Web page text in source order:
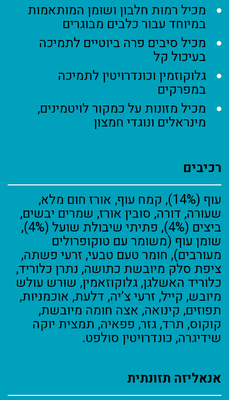
מכיל רמות חלבון ושומן המותאמות
במיוחד עבור כלבים מבוגרים
מכיל סיבים פרה ביוטיים לתמיכה
בעיכול קל
גלוקוזמין וכונדרויטין לתמיכה
במפרקים
מכיל מזונות על כמקור לויטמינים,
מינראלים ונוגדי חמצון
רכיבים
עוף (14%), קמח עוף, אורז חום מלא,
שעורה, דורה, סובין אורז, שמרים יבשים,
ביצים (4%), פתיתי שיבולת שועל (4%),
שומן עוף (משומר עם טוקופרולים
מעורבים), חומר טעם טבעי, זרעי פשתה,
ציפת סלק מיובשת כתושה, נתרן כלוריד,
כלוריד האשלגן, גלוקוזאמין, שורש עולש
מיובש, קייל, זרעי צ’יה, דלעת, אוכמניות,
תפוזים, קינואה, אצה חומה מיובשת,
קוקוס, תרד, גזר, פפאיה, תמצית יוקה
שידיגרה, כונדרויטין סולפט.
אנאליזה תזונתית